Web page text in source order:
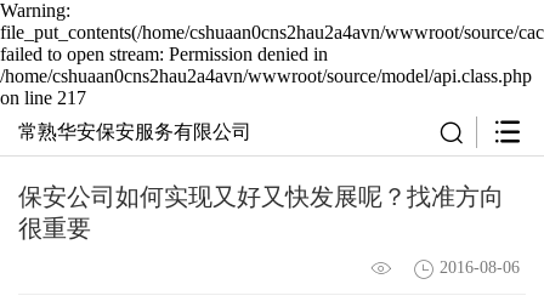
Warning:
file_put_contents(/home/cshuaan0cns2hau2a4avn/wwwroot/source/
failed to open stream: Permission denied in
/home/cshuaan0cns2hau2a4avn/wwwroot/source/model/api.class.php
on line 217
常熟华安保安服务有限公司
保安公司如何实现又好又快发展呢？找准方向
很重要
2016-08-06